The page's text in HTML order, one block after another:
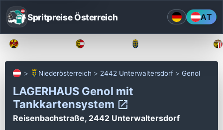
Spritpreise Österreich AT
Niederösterreich 2442 Unterwaltersdorf Genol
LAGERHAUS Genol mit
Tankkartensystem
Reisenbachstraße, 2442 Unterwaltersdorf